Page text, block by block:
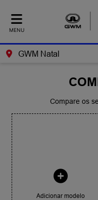
MENU
GWM Natal
Compare os
Adicionar modelo